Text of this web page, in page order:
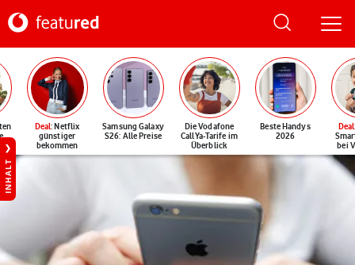
Deal: Netflix
günstiger
bekommen
Samsung Galaxy
S26: Alle Preise
Die Vodafone
CallYa-Tarife im
Überblick
Beste Handys
2026
Deal
bei
INHALT